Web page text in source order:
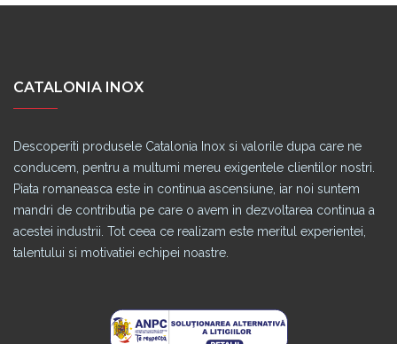
CATALONIA INOX
Descoperiti produsele Catalonia Inox si valorile dupa care ne
conducem, pentru a multumi mereu exigentele clientilor nostri.
Piata romaneasca este in continua ascensiune, iar noi suntem
mandri de contributia pe care o avem in dezvoltarea continua a
acestei industrii. Tot ceea ce realizam este meritul experientei,
talentului si motivatiei echipei noastre.